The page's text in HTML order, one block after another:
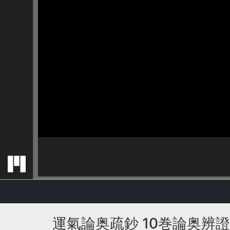
運氣論奥疏鈔 10巻論奥辨